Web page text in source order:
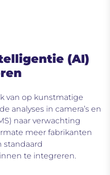
(AI)
van op kunstmatige
analyses in camera’s en
naar verwachting
meer fabrikanten
standaard
te integreren.